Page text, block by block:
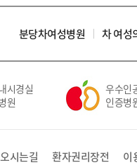
분당차여성병원 차 여성
경실
원
우수인
인증병원
오시는길 환자권리장전 이